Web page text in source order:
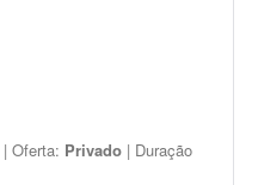
| Oferta: Privado | Duração